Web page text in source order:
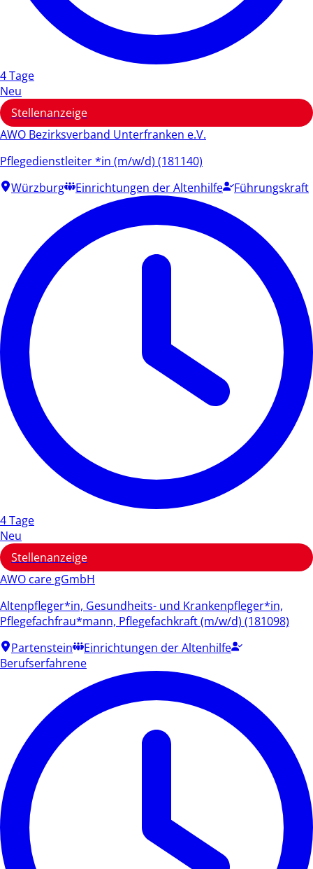
4 Tage
Neu
Stellenanzeige
AWO Bezirksverband Unterfranken e.V.
Pflegedienstleiter *in (m/w/d) (181140)
Würzburg
Einrichtungen der Altenhilfe Führungskraft
4 Tage
Neu
Stellenanzeige
AWO care gGmbH
Altenpfleger*in, Gesundheits- und Krankenpfleger*in,
Pflegefachfrau*mann, Pflegefachkraft (m/w/d) (181098)
Partenstein
Einrichtungen der Altenhilfe
Berufserfahrene